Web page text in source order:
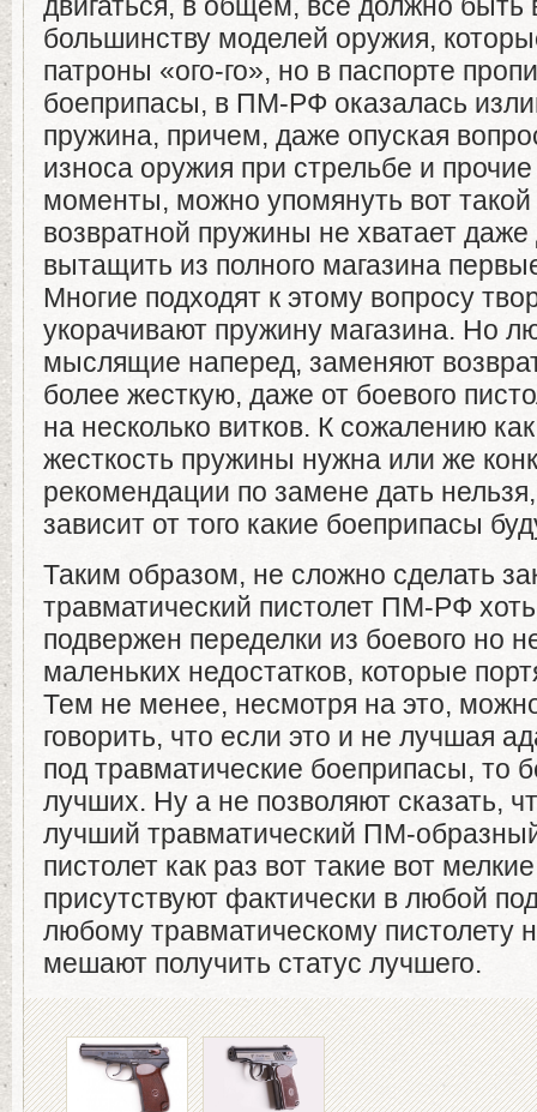
большинству моделей оружия,
патроны «ого-го», но в паспорте
боеприпасы, в ПМ-РФ оказалась
пружина, причем, даже опуская
износа оружия при стрельбе и
моменты, можно упомянуть вот
возвратной пружины не хватает даже
вытащить из полного магазина
Многие подходят к этому вопросу
укорачивают пружину магазина. Но
мыслящие наперед, заменяют
более жесткую, даже от боевого
на несколько витков. К сожалению
жесткость пружины нужна или же
рекомендации по замене дать нельзя,
зависит от того какие боеприпасы
Таким образом, не сложно сделать
травматический пистолет ПМ-РФ
подвержен переделки из боевого но
маленьких недостатков, которые
Тем не менее, несмотря на это,
говорить, что если это и не лучшая
под травматические боеприпасы, то
лучших. Ну а не позволяют сказать,
лучший травматический ПМ-
пистолет как раз вот такие вот
присутствуют фактически в любой
любому травматическому пистолету
мешают получить статус лучшего.